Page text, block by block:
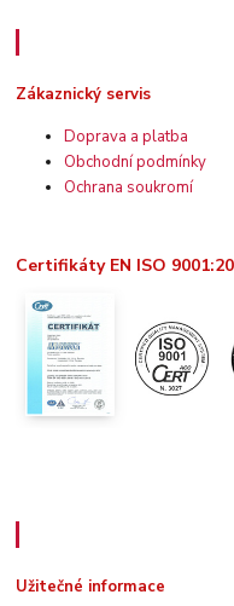
Zákaznický servis
Doprava a platba
Obchodní podmínky
Ochrana soukromí
Certifikáty EN ISO
Užitečné informace